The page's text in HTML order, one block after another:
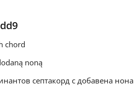
chord
noną
септакорд с добавена нона